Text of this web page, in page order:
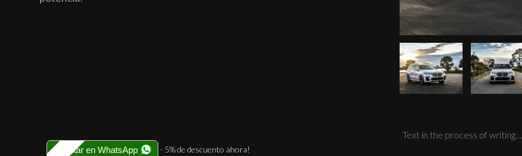
Solicitar en WhatsApp - 5% de descuento ahora!
Text in the process of writing…